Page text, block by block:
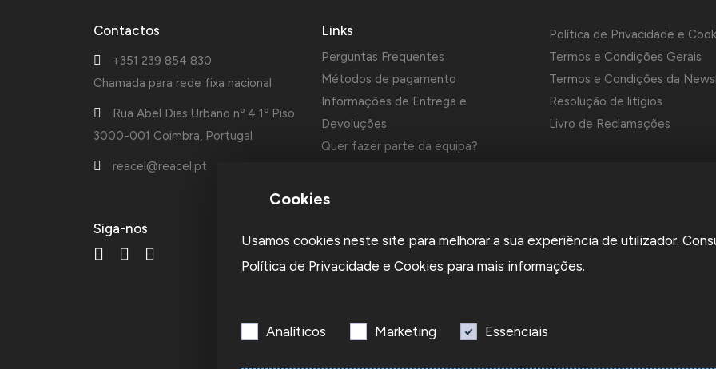
Contactos
+351 239 854 830
Chamada para rede fixa nacional
Rua Abel Dias Urbano nº 4 1º Piso
3000-001 Coimbra, Portugal
reacel@reacel.pt
Siga-nos
Links
Perguntas Frequentes
Métodos de pagamento
Informações de Entrega e
Devoluções
Quer fazer parte da equipa?
Política de Privacidade e
Termos e Condições Gerais
Termos e Condições da
Resolução de litígios
Livro de Reclamações
fundada em 1969. Dedica-se à importação e comércio de produtos,
acessórios e ferramentas especializadas para as atividades de relojoaria
Cookies
Usamos cookies neste site para melhorar a sua experiência de utilizador.
Política de Privacidade e Cookies para mais informações.
Analíticos Marketing Essenciais